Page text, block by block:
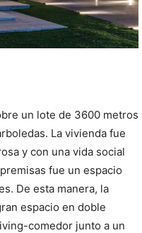
un lote de 3600 metros
La vivienda fue
y con una vida social
fue un espacio
De esta manera, la
espacio en doble
comedor junto a un